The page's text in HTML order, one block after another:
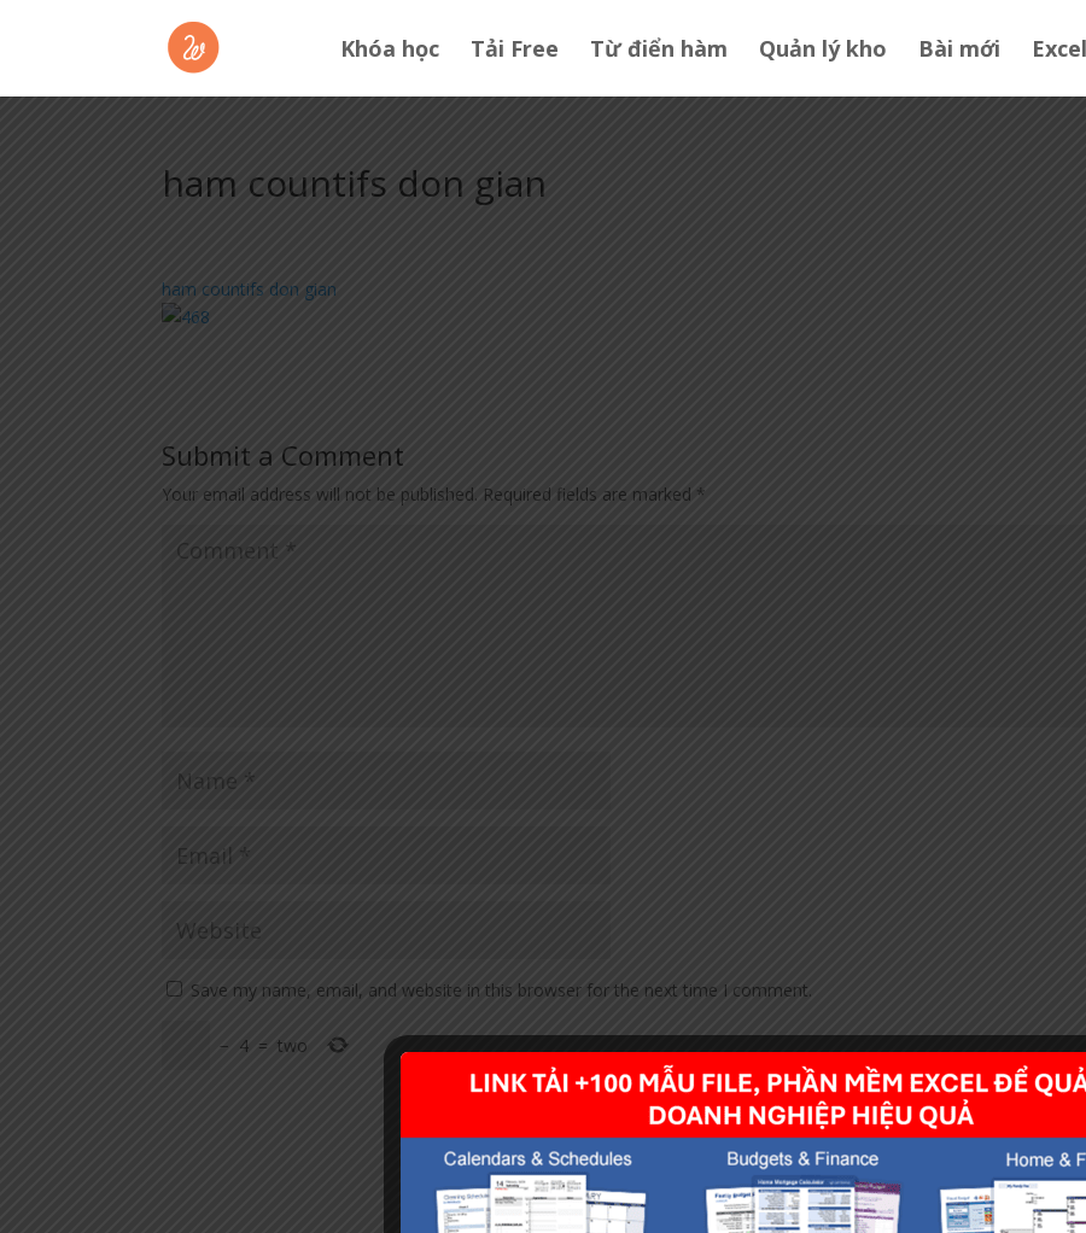
Khóa học Tải Free Từ điển hàm Quản lý kho Bài mới
ham countifs don gian
ham countifs don gian
Submit a Comment
Your email address will not be published. Required fields are marked *
Save my name, email, and website in this browser for the next time I comment.
− 4 = two